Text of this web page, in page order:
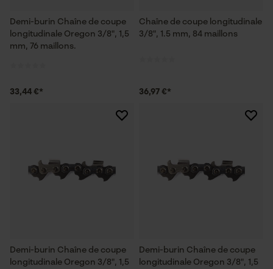
Demi-burin Chaîne de coupe
longitudinale Oregon 3/8", 1,5
mm, 76 maillons.
33,44 €*
Chaîne de coupe longitudinale
3/8", 1.5 mm, 84 maillons
36,97 €*
Demi-burin Chaîne de coupe
longitudinale Oregon 3/8", 1,5
Demi-burin Chaîne de coupe
longitudinale Oregon 3/8", 1,5